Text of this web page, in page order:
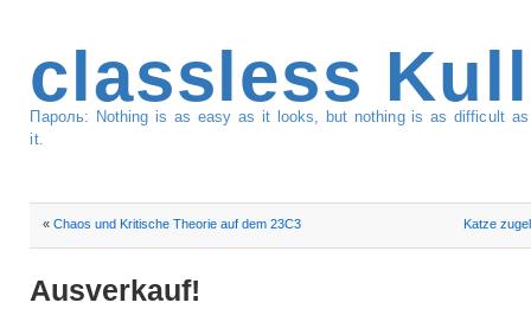
classless
Пароль: Nothing is as easy as it looks, but nothing is as difficult
it.
«Chaos und Kritische Theorie auf dem 23C3 Katze
Ausverkauf!